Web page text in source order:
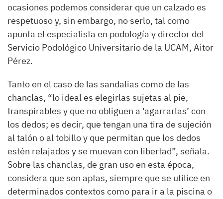
ocasiones podemos considerar que un calzado es
respetuoso y, sin embargo, no serlo, tal como
apunta el especialista en podología y director del
Servicio Podológico Universitario de la UCAM, Aitor
Pérez.
Tanto en el caso de las sandalias como de las
chanclas, “lo ideal es elegirlas sujetas al pie,
transpirables y que no obliguen a ‘agarrarlas’ con
los dedos; es decir, que tengan una tira de sujeción
al talón o al tobillo y que permitan que los dedos
estén relajados y se muevan con libertad”, señala.
Sobre las chanclas, de gran uso en esta época,
considera que son aptas, siempre que se utilice en
determinados contextos como para ir a la piscina o